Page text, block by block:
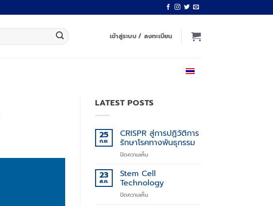
เข้าสู่ระบบ / ลงทะเบียน
LATEST POSTS
25
ก.ย.
CRISPR สู่การปฏิวัติการ
รักษาโรคทางพันธุกรรม
ปิดความเห็นบน
สู่
การ
ปฏิวัติ
การ
23
ส.ค.
Stem Cell
Technology
ปิดความเห็นบน